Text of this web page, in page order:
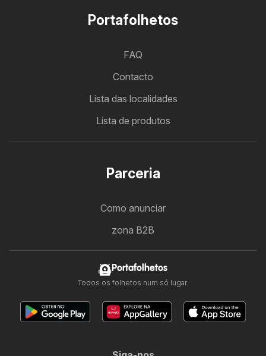
Portafolhetos
FAQ
Contacto
Lista das localidades
Lista de produtos
Parceria
Como anunciar
zona B2B
Portafolhetos
Todos os folhetos num só lugar.